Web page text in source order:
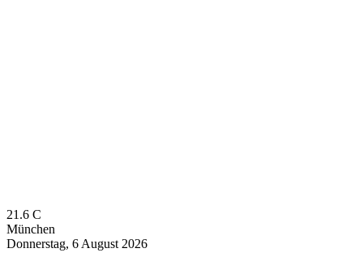
21.6 C
München
Donnerstag, 6 August 2026